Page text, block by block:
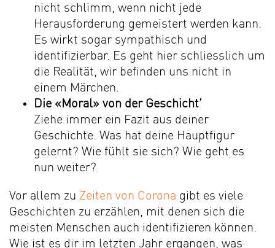
nicht schlimm, wenn nicht jede
Herausforderung gemeistert werden kann.
Es wirkt sogar sympathisch und
identifizierbar. Es geht hier schliesslich um
die Realität, wir befinden uns nicht in
einem Märchen.
Die «Moral» von der Geschicht’
Ziehe immer ein Fazit aus deiner
Geschichte. Was hat deine Hauptfigur
gelernt? Wie fühlt sie sich? Wie geht es
nun weiter?
Vor allem zu Zeiten von Corona gibt es viele
Geschichten zu erzählen, mit denen sich die
meisten Menschen auch identifizieren können.
Wie ist es dir im letzten Jahr ergangen, was